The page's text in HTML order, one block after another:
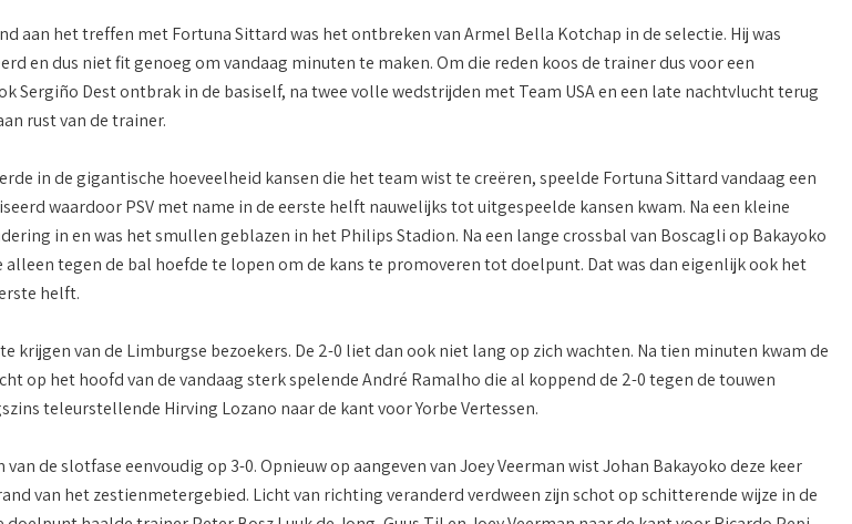
aan het treffen met Fortuna Sittard was het ontbreken van Armel Bella Kotchap in de selectie. Hij was
en dus niet fit genoeg om vandaag minuten te maken. Om die reden koos de trainer dus voor een
Sergiño Dest ontbrak in de basiself, na twee volle wedstrijden met Team USA en een late nachtvlucht terug
rust van de trainer.
in de gigantische hoeveelheid kansen die het team wist te creëren, speelde Fortuna Sittard vandaag een
waardoor PSV met name in de eerste helft nauwelijks tot uitgespeelde kansen kwam. Na een kleine
in en was het smullen geblazen in het Philips Stadion. Na een lange crossbal van Boscagli op Bakayoko
alleen tegen de bal hoefde te lopen om de kans te promoveren tot doelpunt. Dat was dan eigenlijk ook het
helft.
krijgen van de Limburgse bezoekers. De 2-0 liet dan ook niet lang op zich wachten. Na tien minuten kwam de
op het hoofd van de vandaag sterk spelende André Ramalho die al koppend de 2-0 tegen de touwen
teleurstellende Hirving Lozano naar de kant voor Yorbe Vertessen.
de slotfase eenvoudig op 3-0. Opnieuw op aangeven van Joey Veerman wist Johan Bakayoko deze keer
van het zestienmetergebied. Licht van richting veranderd verdween zijn schot op schitterende wijze in de